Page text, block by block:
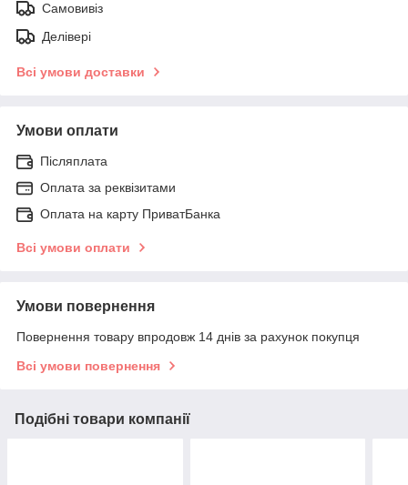
Самовивіз
Делівері
Всі умови доставки
Умови оплати
Післяплата
Оплата за реквізитами
Оплата на карту ПриватБанка
Всі умови оплати
Умови повернення
Повернення товару впродовж 14 днів за рахунок покупця
Всі умови повернення
Подібні товари компанії